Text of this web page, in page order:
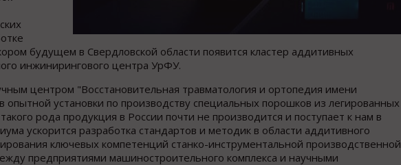
будущем в Свердловской области появится кластер аддитивных
инжинирингового центра УрФУ.
центром "Восстановительная травматология и ортопедия имени
установки по производству специальных порошков из легированных
рода продукция в России почти не производится и поступает к нам в
ускорится разработка стандартов и методик в области аддитивного
ключевых компетенций станко-инструментальной производственной
предприятиями машиностроительного комплекса и научными